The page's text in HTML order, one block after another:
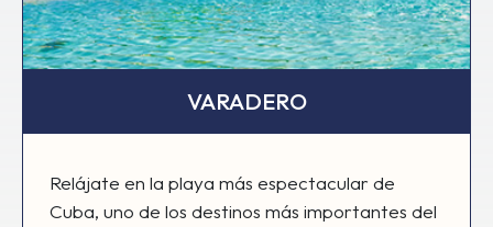
VARADERO
Relájate en la playa más espectacular de
Cuba, uno de los destinos más importantes del